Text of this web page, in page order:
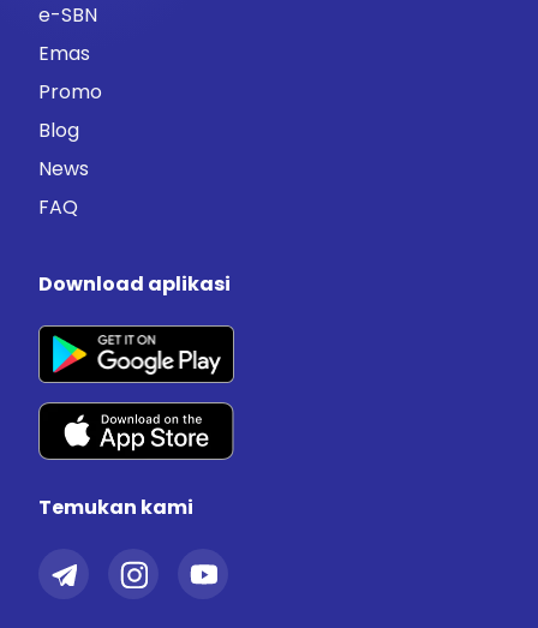
e-SBN
Emas
Promo
Blog
News
FAQ
Download aplikasi
Temukan kami